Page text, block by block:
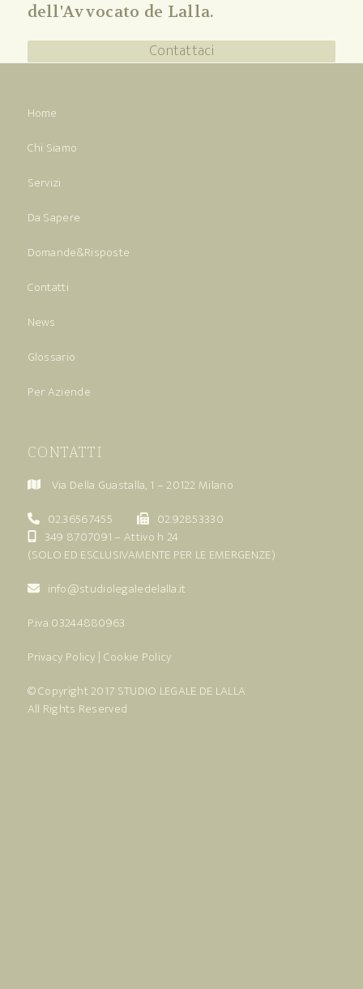
dell'Avvocato de Lalla.
Contattaci
Home
Chi Siamo
Servizi
Da Sapere
Domande&Risposte
Contatti
News
Glossario
Per Aziende
CONTATTI
Via Della Guastalla, 1 – 20122 Milano
02.36567455
02.92853330
349 8707091 – Attivo h 24
(SOLO ED ESCLUSIVAMENTE PER LE EMERGENZE)
info@studiolegaledelalla.it
P.iva 03244880963
Privacy Policy | Cookie Policy
© Copyright 2017 STUDIO LEGALE DE LALLA
All Rights Reserved